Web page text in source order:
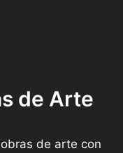
de Arte
de arte con